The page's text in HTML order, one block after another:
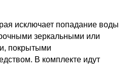
исключает попадание воды
зеркальными или
покрытыми
В комплекте идут